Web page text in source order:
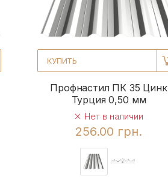
КУПИТЬ
Профнастил ПК 35 Цинк
Турция 0,50 мм
Нет в наличии
256.00 грн.